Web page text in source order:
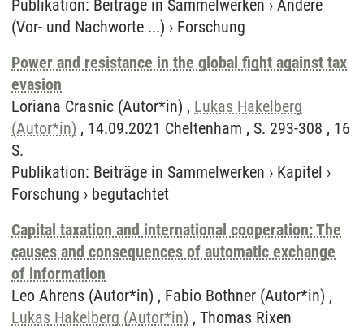
Publikation: Beiträge in Sammelwerken › Andere
(Vor- und Nachworte ...) › Forschung
Power and resistance in the global fight against tax
evasion
Loriana Crasnic (Autor*in) , Lukas Hakelberg
(Autor*in) , 14.09.2021 Cheltenham , S. 293-308 , 16
S.
Publikation: Beiträge in Sammelwerken › Kapitel ›
Forschung › begutachtet
Capital taxation and international cooperation: The
causes and consequences of automatic exchange
of information
Leo Ahrens (Autor*in) , Fabio Bothner (Autor*in) ,
Lukas Hakelberg (Autor*in) , Thomas Rixen